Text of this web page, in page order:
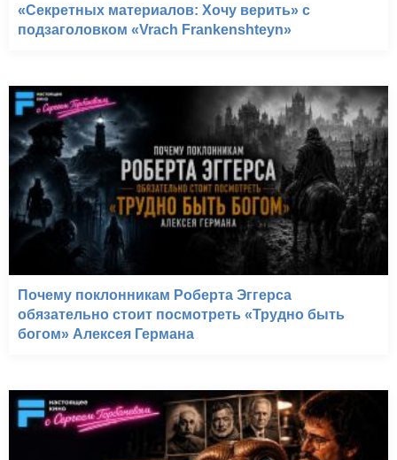
«Секретных материалов: Хочу верить» с
подзаголовком «Vrach Frankenshteyn»
Почему поклонникам Роберта Эггерса
обязательно стоит посмотреть «Трудно быть
богом» Алексея Германа